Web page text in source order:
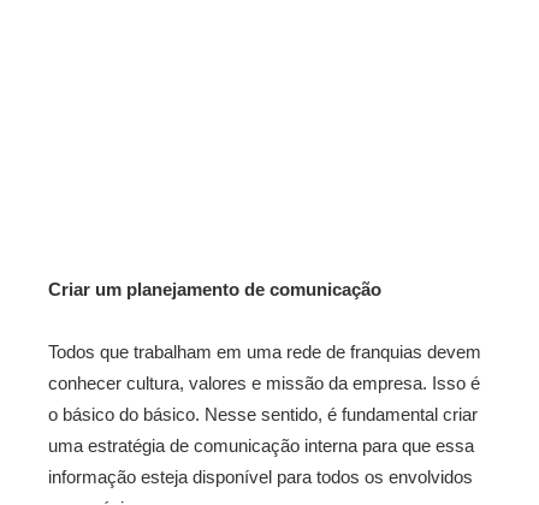
Criar um planejamento de comunicação
Todos que trabalham em uma rede de franquias devem
conhecer cultura, valores e missão da empresa. Isso é
o básico do básico. Nesse sentido, é fundamental criar
uma estratégia de comunicação interna para que essa
informação esteja disponível para todos os envolvidos